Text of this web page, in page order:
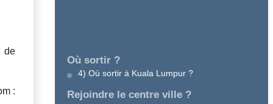
de
:
Où sortir ?
4) Où sortir à Kuala Lumpur ?
Rejoindre le centre ville ?